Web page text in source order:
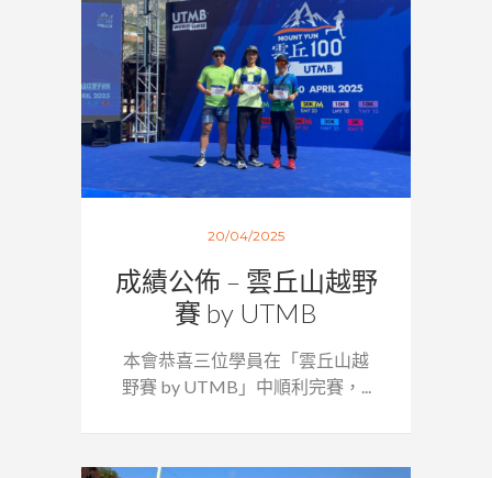
20/04/2025
成績公佈 – 雲丘山越野
賽 by UTMB
本會恭喜三位學員在「雲丘山越
野賽 by UTMB」中順利完賽，...